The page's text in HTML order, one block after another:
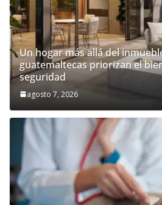
Un hogar más allá del
guatemaltecas priorizan el
seguridad
agosto 7, 2026